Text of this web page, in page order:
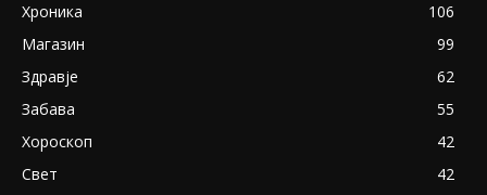
Хроника
106
Магазин
99
Здравје
62
Забава
55
Хороскоп
42
Свет
42